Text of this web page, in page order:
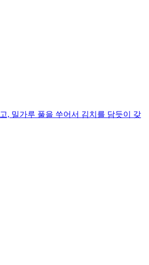
, 밀가루 풀을 쑤어서 김치를 담듯이 갖